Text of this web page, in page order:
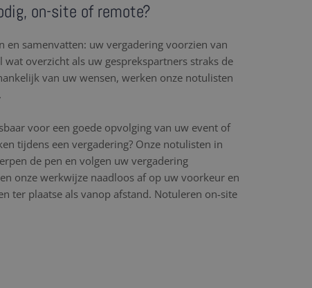
on-site of remote?
en samenvatten: uw vergadering voorzien van
overzicht als uw gesprekspartners straks de
van uw wensen, werken onze notulisten
voor een goede opvolging van uw event of
tijdens een vergadering? Onze notulisten in
de pen en volgen uw vergadering
onze werkwijze naadloos af op uw voorkeur en
ter plaatse als vanop afstand. Notuleren on-site